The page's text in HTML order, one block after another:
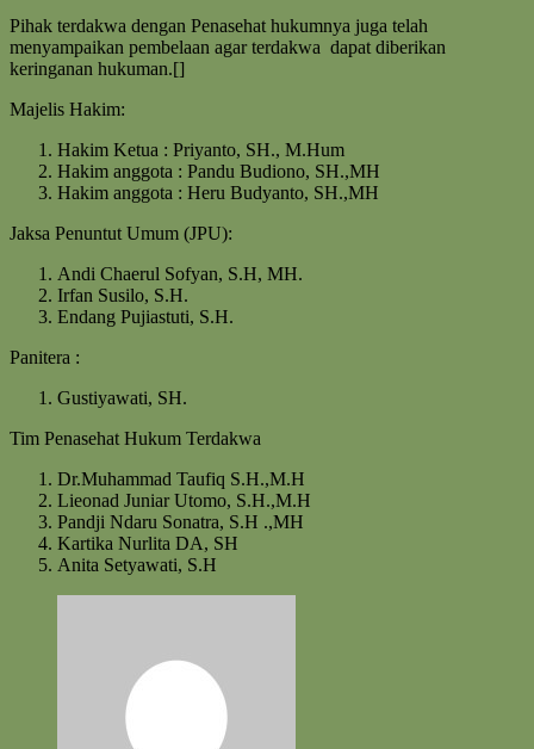
Pihak terdakwa dengan Penasehat hukumnya juga telah
menyampaikan pembelaan agar terdakwa dapat diberikan
keringanan hukuman.[]
Majelis Hakim:
Hakim Ketua : Priyanto, SH., M.Hum
Hakim anggota : Pandu Budiono, SH.,MH
Hakim anggota : Heru Budyanto, SH.,MH
Jaksa Penuntut Umum (JPU):
Andi Chaerul Sofyan, S.H, MH.
Irfan Susilo, S.H.
Endang Pujiastuti, S.H.
Panitera :
Gustiyawati, SH.
Tim Penasehat Hukum Terdakwa
Dr.Muhammad Taufiq S.H.,M.H
Lieonad Juniar Utomo, S.H.,M.H
Pandji Ndaru Sonatra, S.H .,MH
Kartika Nurlita DA, SH
Anita Setyawati, S.H